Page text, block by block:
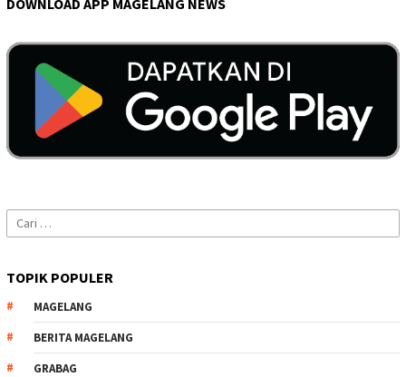
DOWNLOAD APP MAGELANG NEWS
Cari
untuk:
TOPIK POPULER
MAGELANG
BERITA MAGELANG
GRABAG